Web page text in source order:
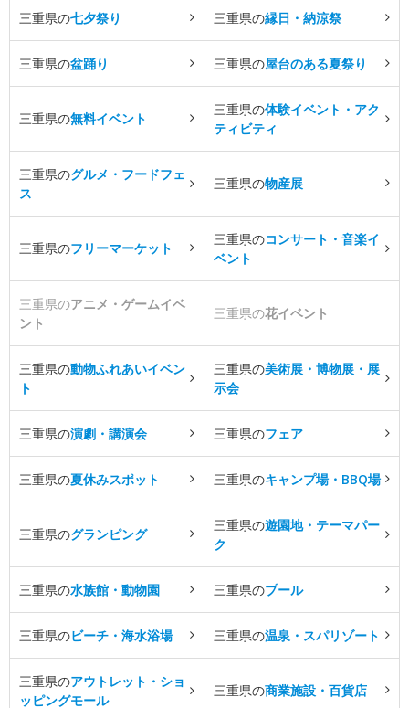
三重県の七夕祭り 三重県の縁日・納涼祭
三重県の盆踊り 三重県の屋台のある夏祭り
三重県の無料イベント
三重県の体験イベント・アク
ティビティ
三重県のグルメ・フードフェ
ス
三重県の物産展
三重県のフリーマーケット
三重県のコンサート・音楽イ
ベント
三重県のアニメ・ゲームイベ
ント
三重県の花イベント
三重県の動物ふれあいイベン
ト
三重県の美術展・博物展・展
示会
三重県の演劇・講演会 三重県のフェア
三重県の夏休みスポット 三重県のキャンプ場・BBQ場
三重県のグランピング
三重県の遊園地・テーマパー
ク
三重県の水族館・動物園 三重県のプール
三重県のビーチ・海水浴場 三重県の温泉・スパリゾート
三重県のアウトレット・ショ
ッピングモール
三重県の商業施設・百貨店